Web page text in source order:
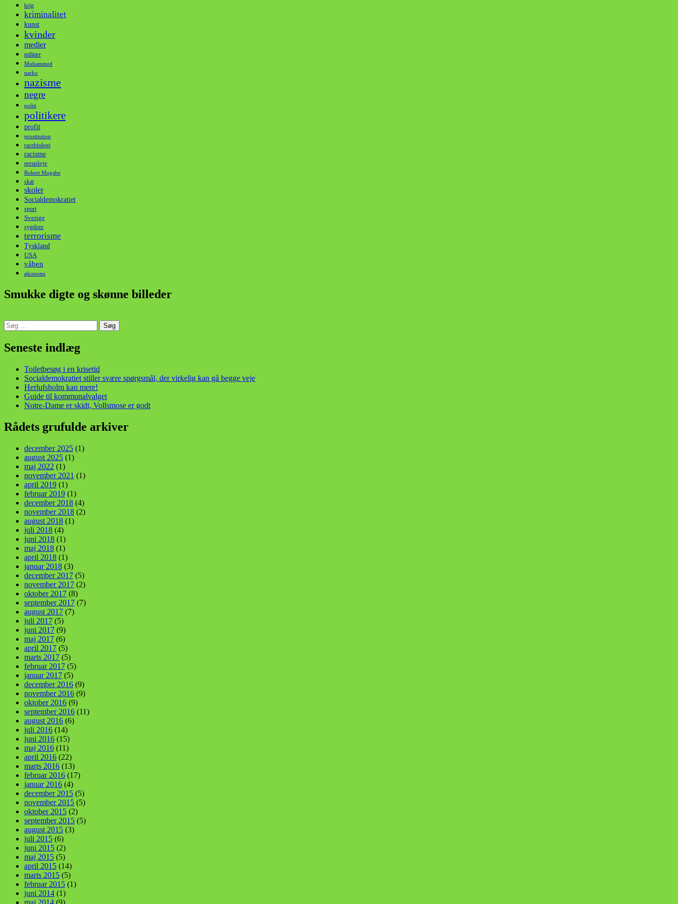
krig
kriminalitet
kunst
kvinder
medier
militær
Muhammed
narko
nazisme
negre
politi
politikere
profit
prostitution
racebiologi
racisme
retspleje
Robert Mugabe
skat
skoler
Socialdemokratiet
sport
Sverige
sygdom
terrorisme
Tyskland
USA
våben
økonomi
Smukke digte og skønne billeder
Søg
efter:
Seneste indlæg
Toiletbesøg i en krisetid
Socialdemokratiet stiller svære spørgsmål, der virkelig kan gå begge veje
Herlufsholm kan mere!
Guide til kommunalvalget
Notre-Dame er skidt, Vollsmose er godt
Rådets grufulde arkiver
december 2025 (1)
august 2025 (1)
maj 2022 (1)
november 2021 (1)
april 2019 (1)
februar 2019 (1)
december 2018 (4)
november 2018 (2)
august 2018 (1)
juli 2018 (4)
juni 2018 (1)
maj 2018 (1)
april 2018 (1)
januar 2018 (3)
december 2017 (5)
november 2017 (2)
oktober 2017 (8)
september 2017 (7)
august 2017 (7)
juli 2017 (5)
juni 2017 (9)
maj 2017 (6)
april 2017 (5)
marts 2017 (5)
februar 2017 (5)
januar 2017 (5)
december 2016 (9)
november 2016 (9)
oktober 2016 (9)
september 2016 (11)
august 2016 (6)
juli 2016 (14)
juni 2016 (15)
maj 2016 (11)
april 2016 (22)
marts 2016 (13)
februar 2016 (17)
januar 2016 (4)
december 2015 (5)
november 2015 (5)
oktober 2015 (2)
september 2015 (5)
august 2015 (3)
juli 2015 (6)
juni 2015 (2)
maj 2015 (5)
april 2015 (14)
marts 2015 (5)
februar 2015 (1)
juni 2014 (1)
maj 2014 (9)